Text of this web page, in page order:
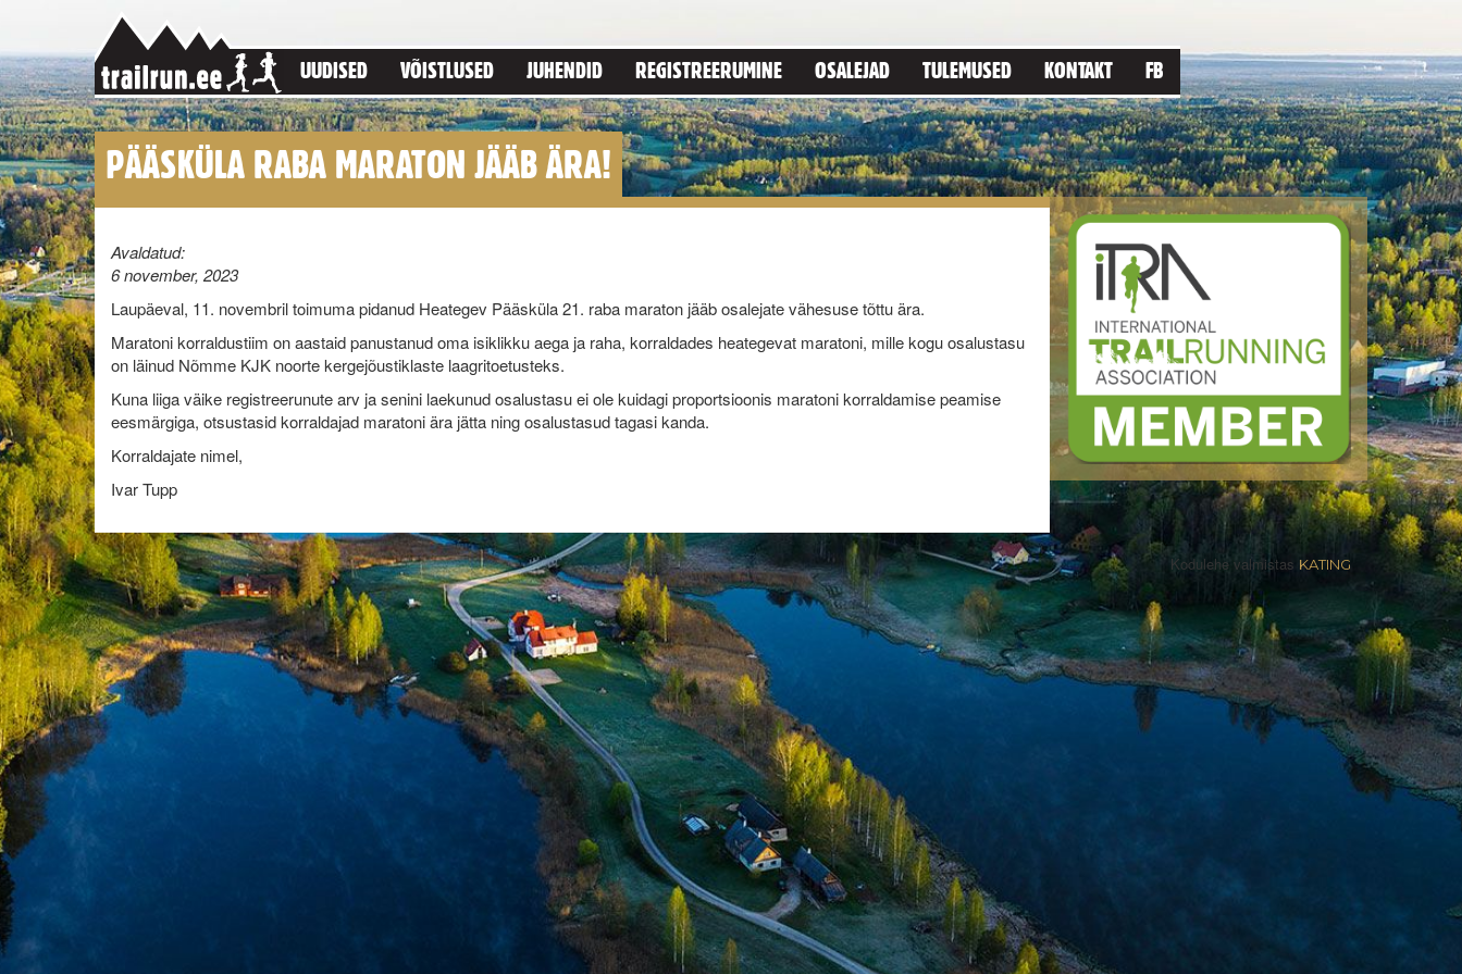
UUDISED VÕISTLUSED JUHENDID REGISTREERUMINE OSALEJAD TULEMUSED KONTAKT FB
PÄÄSKÜLA RABA MARATON JÄÄB ÄRA!
Avaldatud:
6 november, 2023
Laupäeval, 11. novembril toimuma pidanud Heategev Pääsküla 21. raba maraton jääb osalejate vähesuse tõttu ära.
Maratoni korraldustiim on aastaid panustanud oma isiklikku aega ja raha, korraldades heategevat maratoni, mille kogu osalustasu
on läinud Nõmme KJK noorte kergejõustiklaste laagritoetusteks.
Kuna liiga väike registreerunute arv ja senini laekunud osalustasu ei ole kuidagi proportsioonis maratoni korraldamise peamise
eesmärgiga, otsustasid korraldajad maratoni ära jätta ning osalustasud tagasi kanda.
Korraldajate nimel,
Ivar Tupp
Kodulehe valmistas KATING